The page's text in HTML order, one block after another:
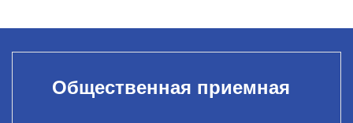
Общественная приемная